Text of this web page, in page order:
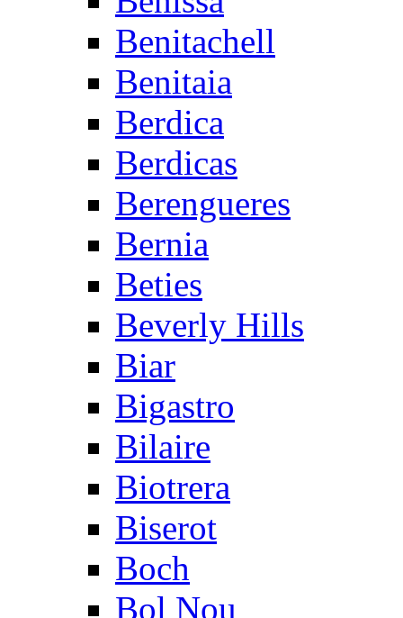
Benitachell
Benitaia
Berdica
Berdicas
Berengueres
Bernia
Beties
Beverly Hills
Biar
Bigastro
Bilaire
Biotrera
Biserot
Boch
Bol Nou